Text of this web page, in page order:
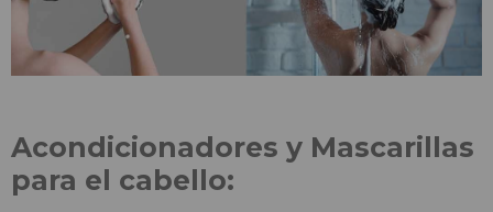
Acondicionadores y Mascarillas
para el cabello: